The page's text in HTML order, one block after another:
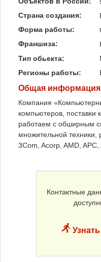
Страна создания:
Форма работы:
Франшиза:
Тип обьекта:
Регионы работы:
Общая информация
Компания
компьютеров,
работаем с обширным
множительной
3Com, Acorp, AMD,
Контактные